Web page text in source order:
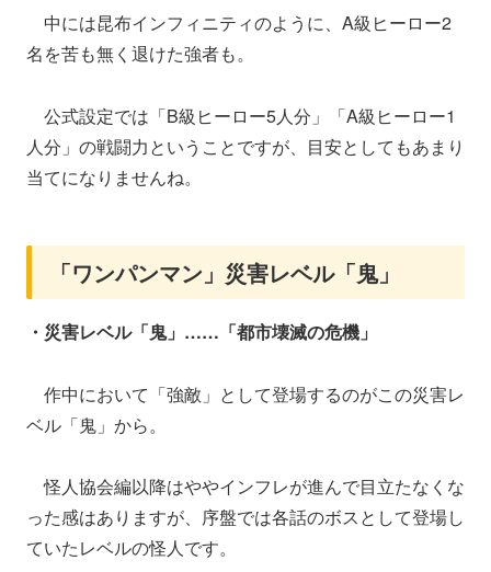
中には昆布インフィニティのように、A級ヒーロー2
名を苦も無く退けた強者も。
公式設定では「B級ヒーロー5人分」「A級ヒーロー1
人分」の戦闘力ということですが、目安としてもあまり
当てになりませんね。
「ワンパンマン」災害レベル「鬼」
・災害レベル「鬼」……「都市壊滅の危機」
作中において「強敵」として登場するのがこの災害レ
ベル「鬼」から。
怪人協会編以降はややインフレが進んで目立たなくな
った感はありますが、序盤では各話のボスとして登場し
ていたレベルの怪人です。